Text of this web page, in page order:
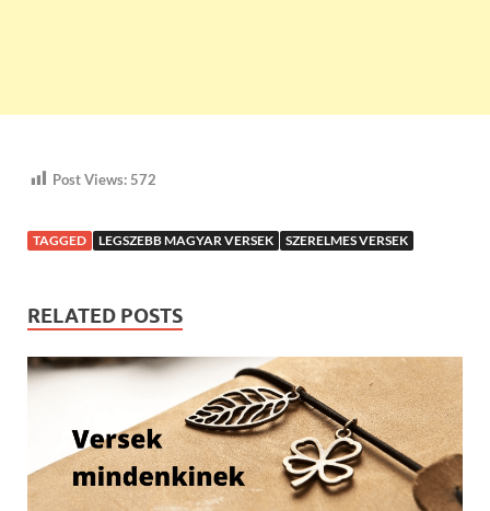
Post Views: 572
TAGGED LEGSZEBB MAGYAR VERSEK SZERELMES VERSEK
RELATED POSTS